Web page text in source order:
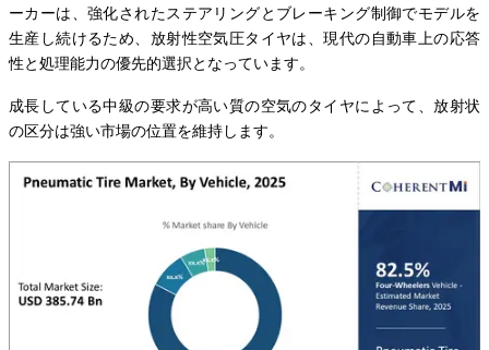
ーカーは、強化されたステアリングとブレーキング制御でモデルを
生産し続けるため、放射性空気圧タイヤは、現代の自動車上の応答
性と処理能力の優先的選択となっています。
成長している中級の要求が高い質の空気のタイヤによって、放射状
の区分は強い市場の位置を維持します。